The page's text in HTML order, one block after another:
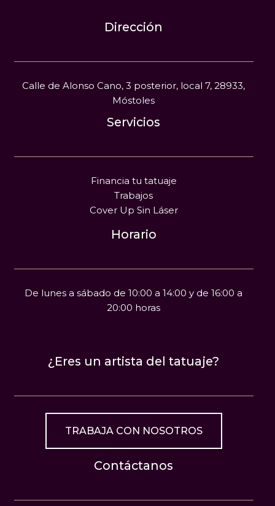
Dirección
Calle de Alonso Cano, 3 posterior, local 7, 28933,
Móstoles
Servicios
Financia tu tatuaje
Trabajos
Cover Up Sin Láser
Horario
De lunes a sábado de 10:00 a 14:00 y de 16:00 a
20:00 horas
¿Eres un artista del tatuaje?
TRABAJA CON NOSOTROS
Contáctanos